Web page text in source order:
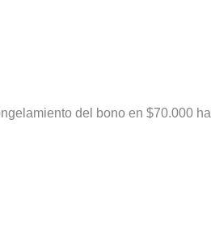
del bono en $70.000 ha